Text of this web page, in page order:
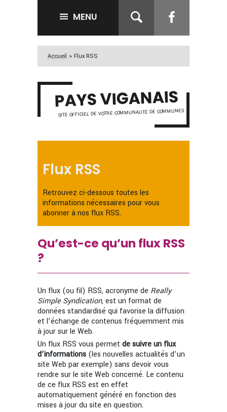
MENU
Accueil > Flux RSS
PAYS VIGANAIS
SITE OFFICIEL DE VOTRE COMMUNAUTÉ DE COMMUNES
Flux RSS
Retrouvez ci-dessous toutes les
informations nécessaires pour vous
abonner à nos flux RSS.
Qu’est-ce qu’un flux RSS
?
Un flux (ou fil) RSS, acronyme de Really
Simple Syndication, est un format de
données standardisé qui favorise la diffusion
et l’échange de contenus fréquemment mis
à jour sur le Web.
Un flux RSS vous permet de suivre un flux
d’informations (les nouvelles actualités d’un
site Web par exemple) sans devoir vous
rendre sur le site Web concerné. Le contenu
de ce flux RSS est en effet
automatiquement généré en fonction des
mises à jour du site en question.